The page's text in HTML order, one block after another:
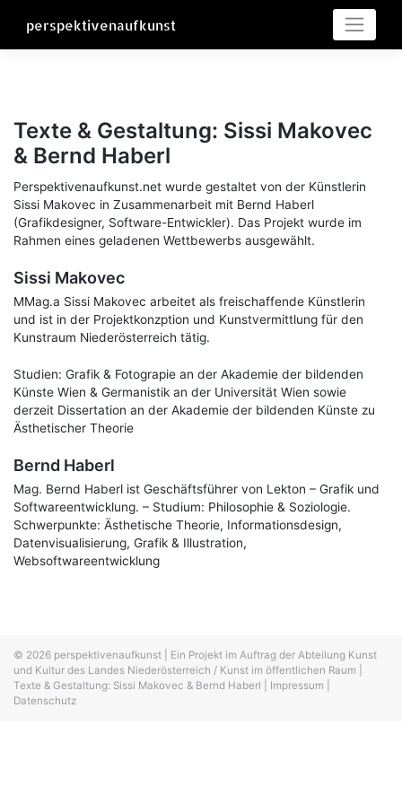
perspektivenaufkunst
Texte & Gestaltung: Sissi Makovec
& Bernd Haberl
Perspektivenaufkunst.net wurde gestaltet von der Künstlerin
Sissi Makovec in Zusammenarbeit mit Bernd Haberl
(Grafikdesigner, Software-Entwickler). Das Projekt wurde im
Rahmen eines geladenen Wettbewerbs ausgewählt.
Sissi Makovec
MMag.a Sissi Makovec arbeitet als freischaffende Künstlerin
und ist in der Projektkonzption und Kunstvermittlung für den
Kunstraum Niederösterreich tätig.
Studien: Grafik & Fotograpie an der Akademie der bildenden
Künste Wien & Germanistik an der Universität Wien sowie
derzeit Dissertation an der Akademie der bildenden Künste zu
Ästhetischer Theorie
Bernd Haberl
Mag. Bernd Haberl ist Geschäftsführer von Lekton – Grafik und
Softwareentwicklung. – Studium: Philosophie & Soziologie.
Schwerpunkte: Ästhetische Theorie, Informationsdesign,
Datenvisualisierung, Grafik & Illustration,
Websoftwareentwicklung
© 2026 perspektivenaufkunst Ein Projekt im Auftrag der Abteilung Kunst
und Kultur des Landes Niederösterreich / Kunst im öffentlichen Raum
Texte & Gestaltung: Sissi Makovec & Bernd Haberl
Impressum
Datenschutz